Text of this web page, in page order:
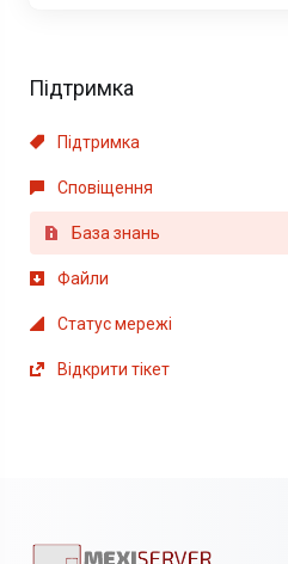
Підтримка
Підтримка
Сповіщення
База знань
Файли
Статус мережі
Відкрити тікет